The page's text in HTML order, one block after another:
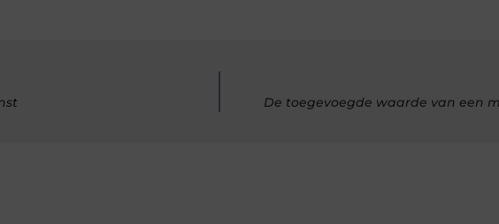
De toegevoegde waarde van een